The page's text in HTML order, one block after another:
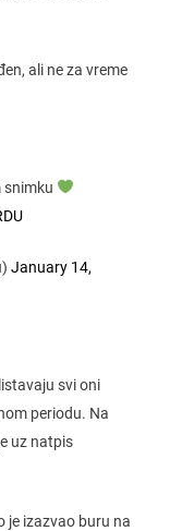
ali ne za vreme
snimku
January 14,
svi oni
periodu. Na
uz natpis
je izazvao buru na